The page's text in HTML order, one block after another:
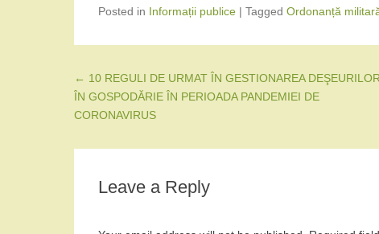
Posted in Informații publice | Tagged Ordonanță
Post navigation
← 10 REGULI DE URMAT ÎN GESTIONAREA DEŞEURILOR
ÎN GOSPODĂRIE ÎN PERIOADA PANDEMIEI DE
CORONAVIRUS
Leave a Reply